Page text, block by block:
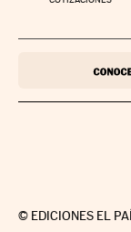
© EDICIONES EL